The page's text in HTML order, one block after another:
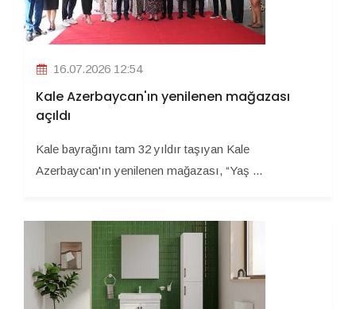
16.07.2026 12:54
Kale Azerbaycan'ın yenilenen mağazası
açıldı
Kale bayrağını tam 32 yıldır taşıyan Kale
Azerbaycan'ın yenilenen mağazası, “Yaş ...